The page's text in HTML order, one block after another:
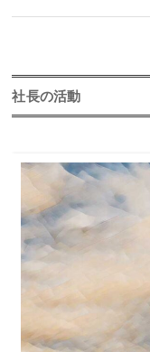
2026年
2025年
2023年
2022年
2020年
社長の活動